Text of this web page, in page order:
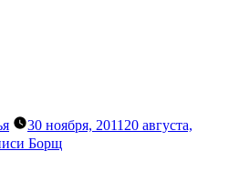
30 ноября, 2011 20 августа,
Борщ